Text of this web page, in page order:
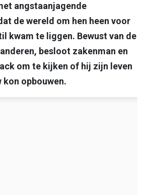
angstaanjagende
de wereld om hen heen voor
kwam te liggen. Bewust van de
besloot zakenman en
om te kijken of hij zijn leven
kon opbouwen.